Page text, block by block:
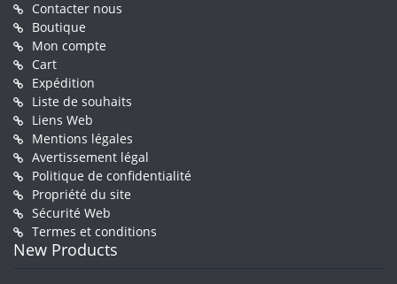
Contacter nous
Boutique
Mon compte
Cart
Expédition
Liste de souhaits
Liens Web
Mentions légales
Avertissement légal
Politique de confidentialité
Propriété du site
Sécurité Web
Termes et conditions
New Products